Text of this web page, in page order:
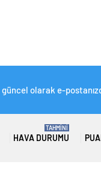
olarak e-
HAVA DURUMU
TAHMİNİ